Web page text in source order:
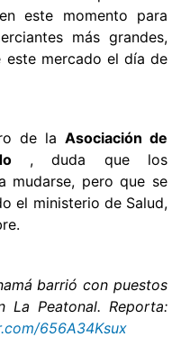
este momento para
más grandes,
este mercado el día de
de la Asociación de
, duda que los
mudarse, pero que se
el ministerio de Salud,
barrió con puestos
Peatonal. Reporta:
656A34Ksux